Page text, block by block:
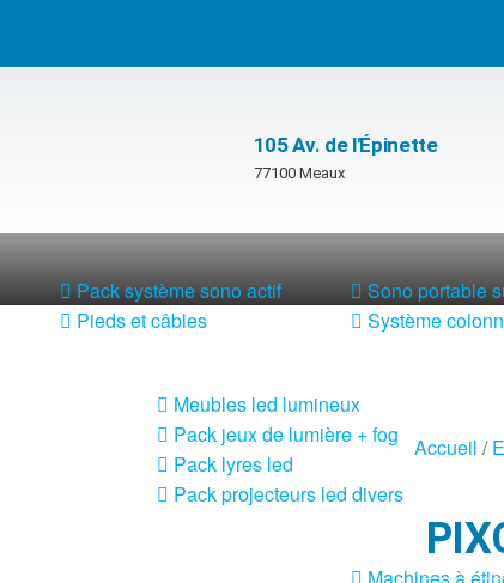
105 Av. de l'Épinette
77100 Meaux
Pack système sono actif
Pieds et câbles
Sono portable
Système
Meubles led lumineux
Pack jeux de lumière + fog
Pack lyres led
Pack projecteurs led divers
Accueil /